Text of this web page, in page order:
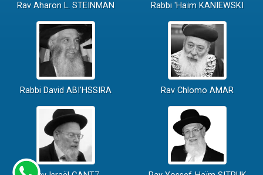
Rav Aharon L. STEINMAN Rabbi 'Haïm KANIEWSKI
Rabbi David ABI'HSSIRA Rav Chlomo AMAR